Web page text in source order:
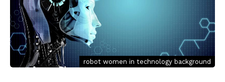
robot women in technology background